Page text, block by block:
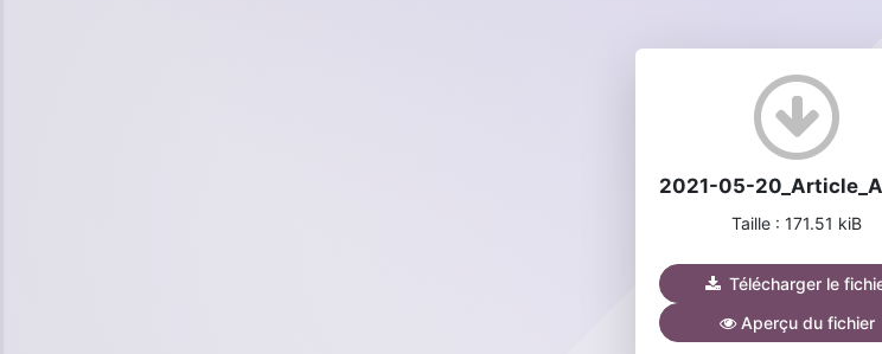
Taille : 171.51 kiB
Télécharger le
Aperçu du fichier